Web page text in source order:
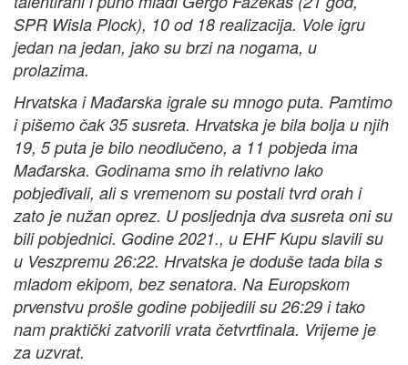
SPR Wisla Plock), 10 od 18 realizacija. Vole igru
jedan na jedan, jako su brzi na nogama, u
prolazima.
Hrvatska i Mađarska igrale su mnogo puta. Pamtimo
i pišemo čak 35 susreta. Hrvatska je bila bolja u njih
19, 5 puta je bilo neodlučeno, a 11 pobjeda ima
Mađarska. Godinama smo ih relativno lako
pobjeđivali, ali s vremenom su postali tvrd orah i
zato je nužan oprez. U posljednja dva susreta oni su
bili pobjednici. Godine 2021., u EHF Kupu slavili su
u Veszpremu 26:22. Hrvatska je doduše tada bila s
mladom ekipom, bez senatora. Na Europskom
prvenstvu prošle godine pobijedili su 26:29 i tako
nam praktički zatvorili vrata četvrtfinala. Vrijeme je
za uzvrat.